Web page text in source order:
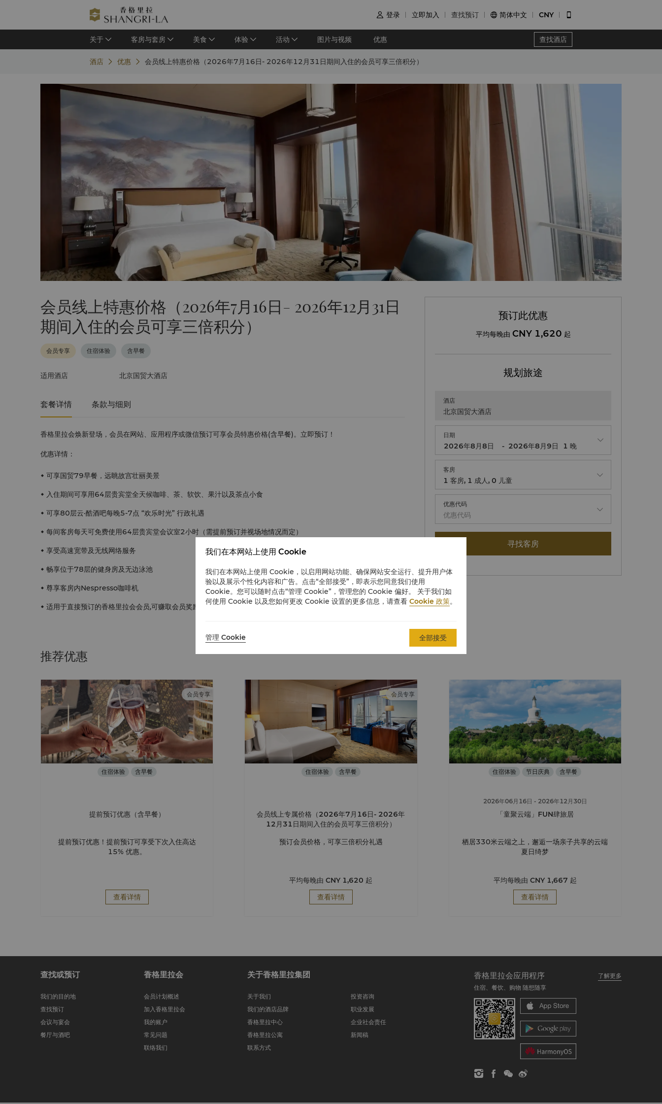
 登录 立即加入 查找预订  简体中文 CNY 
关于 客房与套房 美食 体验 活动 图片与视频 优惠 查找酒店
酒店 优惠 会员线上特惠价格（2026年7月16日- 2026年12月31日期间入住的会员可享三倍积分）
会员线上特惠价格（2026年7月16日- 2026年12月31日
期间入住的会员可享三倍积分）
会员专享 住宿体验 含早餐
适用酒店 北京国贸大酒店
套餐详情 条款与细则
香格里拉会焕新登场，会员在网站、应用程序或微信预订可享会员特惠价格(含早餐)。立即预订！
优惠详情：
可享国贸79早餐，远眺故宫壮丽美景
入住期间可享用64层贵宾堂全天候咖啡、茶、软饮、果汁以及茶点小食
可享80层云·酷酒吧每晚5-7点 “欢乐时光” 行政礼遇
每间客房每天可免费使用64层贵宾堂会议室2小时（需提前预订并视场地情况而定）
享受高速宽带及无线网络服务
畅享位于78层的健身房及无边泳池
尊享客房内Nespresso咖啡机
适用于直接预订的香格里拉会会员,可赚取会员奖励积分
预订此优惠
平均每晚由 CNY 1,620 起
规划旅途
酒店
北京国贸大酒店
日期
- 1 晚
客房
1 客房, 1 成人, 0 儿童
优惠代码
优惠代码
寻找客房
推荐优惠
会员专享
住宿体验 含早餐
提前预订优惠（含早餐）
提前预订优惠！提前预订可享受下次入住高达
15% 优惠。
查看详情
会员专享
住宿体验 含早餐
会员线上专属价格（2026年7月16日- 2026年
12月31日期间入住的会员可享三倍积分）
预订会员价格，可享三倍积分礼遇
平均每晚由CNY 1,620 起
查看详情
住宿体验 节日庆典 含早餐
2026年06月16日 - 2026年12月30日
「童聚云端」FUN肆旅居
栖居330米云端之上，邂逅一场亲子共享的云端
夏日绮梦
平均每晚由 CNY 1,667 起
查看详情
查找或预订
我们的目的地
查找预订
会议与宴会
餐厅与酒吧
香格里拉会
会员计划概述
加入香格里拉会
我的账户
常见问题
联络我们
关于香格里拉集团
关于我们
我们的酒店品牌
香格里拉中心
香格里拉公寓
联系方式
投资咨询
职业发展
企业社会责任
新闻稿
香格里拉会应用程序
了解更多
住宿、餐饮、购物 随想随享
我们在本网站上使用 Cookie
我们在本网站上使用 Cookie，以启用网站功能、确保网站安全运行、提升用户体
验以及展示个性化内容和广告。点击“全部接受”，即表示您同意我们使用
Cookie。您可以随时点击“管理 Cookie”，管理您的 Cookie 偏好。 关于我们如
何使用 Cookie 以及您如何更改 Cookie 设置的更多信息，请查看 Cookie 政策。
管理 Cookie 全部接受